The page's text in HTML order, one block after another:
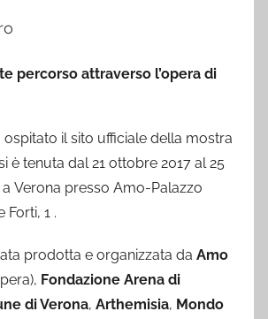
percorso attraverso l’opera di
ospitato il sito ufficiale della mostra
è tenuta dal 21 ottobre 2017 al 25
Verona presso Amo-Palazzo
Forti, 1 .
prodotta e organizzata da Amo
Fondazione Arena di
di Verona, Arthemisia, Mondo